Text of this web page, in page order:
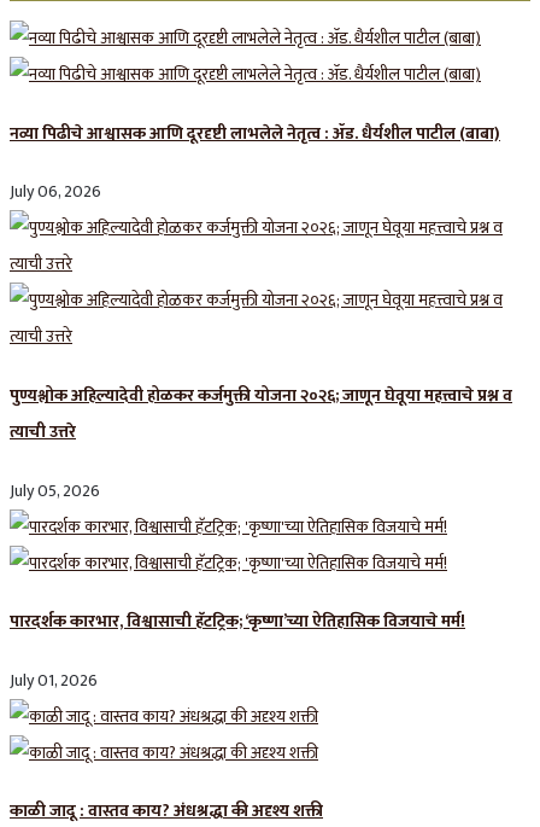
नव्या पिढीचे आश्वासक आणि दूरदृष्टी लाभलेले नेतृत्व : ॲड. धैर्यशील पाटील (बाबा)
July 06, 2026
पुण्यश्लोक अहिल्यादेवी होळकर कर्जमुक्ती योजना २०२६; जाणून घेवूया महत्त्वाचे प्रश्न व
त्याची उत्तरे
July 05, 2026
पारदर्शक कारभार, विश्वासाची हॅटट्रिक; ‘कृष्णा’च्या ऐतिहासिक विजयाचे मर्म!
July 01, 2026
काळी जादू : वास्तव काय? अंधश्रद्धा की अदृश्य शक्ती